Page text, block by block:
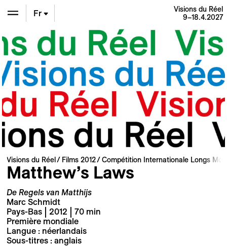
En
De
Fr
Visions du Réel
9–18.4.2027
Visions du Réel Films 2012 Compétition Internationale Longs
Matthew’s Laws
De Regels van Matthijs
Marc Schmidt
Pays-Bas | 2012 | 70 min
Première mondiale
Langue : néerlandais
Sous-titres : anglais